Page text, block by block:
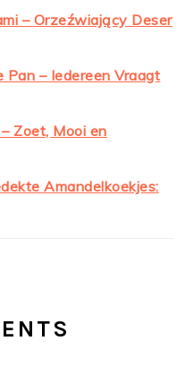
– Orzeźwiający Deser
Pan – Iedereen Vraagt
Zoet, Mooi en
Amandelkoekjes: